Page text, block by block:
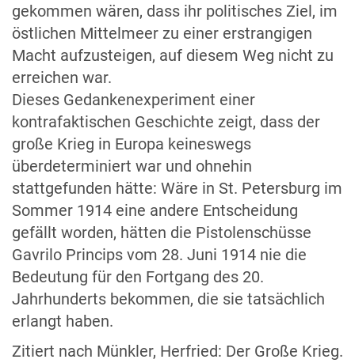
gekommen wären, dass ihr politisches Ziel, im
östlichen Mittelmeer zu einer erstrangigen
Macht aufzusteigen, auf diesem Weg nicht zu
erreichen war.
Dieses Gedankenexperiment einer
kontrafaktischen Geschichte zeigt, dass der
große Krieg in Europa keineswegs
überdeterminiert war und ohnehin
stattgefunden hätte: Wäre in St. Petersburg im
Sommer 1914 eine andere Entscheidung
gefällt worden, hätten die Pistolenschüsse
Gavrilo Princips vom 28. Juni 1914 nie die
Bedeutung für den Fortgang des 20.
Jahrhunderts bekommen, die sie tatsächlich
erlangt haben.
Zitiert nach Münkler, Herfried: Der Große Krieg.